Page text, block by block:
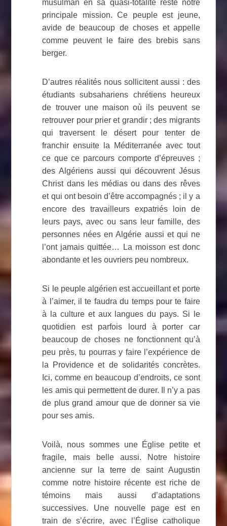
musulman en sa quasi-totalité reste notre
principale mission. Ce peuple est jeune,
avide de beaucoup de choses et appelle
comme peuvent le faire des brebis sans
berger.
D’autres réalités nous sollicitent aussi : des
étudiants subsahariens chrétiens heureux
de trouver une maison où ils peuvent se
retrouver pour prier et grandir ; des migrants
qui traversent le désert pour tenter de
franchir ensuite la Méditerranée avec tout
ce que ce parcours comporte d’épreuves ;
des Algériens aussi qui découvrent Jésus
Christ dans les médias ou dans des rêves
et qui ont besoin d’être accompagnés ; il y a
encore des travailleurs expatriés loin de
leurs pays, avec ou sans leur famille, des
personnes nées en Algérie aussi et qui ne
l’ont jamais quittée… La moisson est donc
abondante et les ouvriers peu nombreux.
Si le peuple algérien est accueillant et porte
à l’aimer, il te faudra du temps pour te faire
à la culture et aux langues du pays. Si le
quotidien est parfois lourd à porter car
beaucoup de choses ne fonctionnent qu’à
peu près, tu pourras y faire l’expérience de
la Providence et de solidarités concrètes.
Ici, comme en beaucoup d’endroits, ce sont
les amis qui permettent de durer. Il n’y a pas
de plus grand amour que de donner sa vie
pour ses amis.
Voilà, nous sommes une Église petite et
fragile, mais belle aussi. Notre histoire
ancienne sur la terre de saint Augustin
comme notre histoire récente est riche de
témoins mais aussi d’adaptations
successives. Une nouvelle page est en
train de s’écrire, avec l’Église catholique